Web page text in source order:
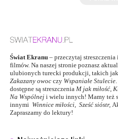
Świat Ekranu – przeczytaj
filmów. Na naszej stronie poznasz
ulubionych turecki produkcji, takich jak
Zakazany owoc czy Wspaniałe Stulecie
dostępne są streszczenia M jak miłość,
Na Wspólnej i wielu innych! Mamy też
innymi Winnice miłości, Sześć sióstr,
Zapraszamy do lektury!